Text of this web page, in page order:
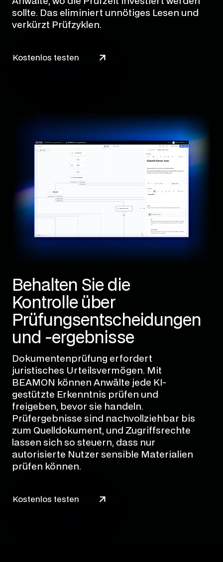
sollte. Das eliminiert unnötiges Lesen und
verkürzt Prüfzyklen.
Kostenlos testen
Behalten Sie die
Kontrolle über
Prüfungsentscheidungen
und -ergebnisse
Dokumentenprüfung erfordert
juristisches Urteilsvermögen. Mit
BEAMON können Anwälte jede KI-
gestützte Erkenntnis prüfen und
freigeben, bevor sie handeln.
Prüfergebnisse sind nachvollziehbar bis
zum Quelldokument, und Zugriffsrechte
lassen sich so steuern, dass nur
autorisierte Nutzer sensible Materialien
prüfen können.
Kostenlos testen